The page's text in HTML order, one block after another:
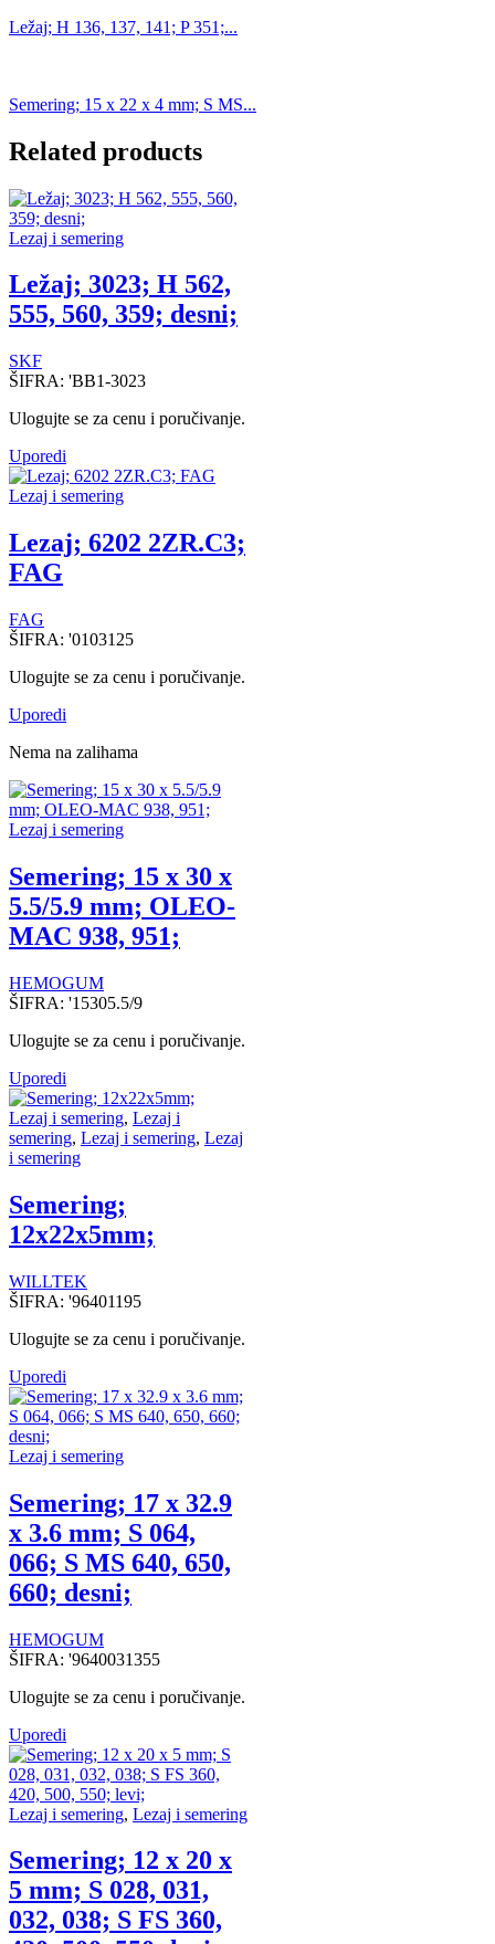
Ležaj; H 136, 137, 141; P 351;...
Semering; 15 x 22 x 4 mm; S MS...
Related products
Lezaj i semering
Ležaj; 3023; H 562,
555, 560, 359; desni;
SKF
ŠIFRA: 'BB1-3023
Ulogujte se za cenu i poručivanje.
Uporedi
Lezaj i semering
Lezaj; 6202 2ZR.C3;
FAG
FAG
ŠIFRA: '0103125
Ulogujte se za cenu i poručivanje.
Uporedi
Nema na zalihama
Lezaj i semering
Semering; 15 x 30 x
5.5/5.9 mm; OLEO-
MAC 938, 951;
HEMOGUM
ŠIFRA: '15305.5/9
Ulogujte se za cenu i poručivanje.
Uporedi
Lezaj i semering, Lezaj i
semering, Lezaj i semering, Lezaj
i semering
Semering;
12x22x5mm;
WILLTEK
ŠIFRA: '96401195
Ulogujte se za cenu i poručivanje.
Uporedi
Lezaj i semering
Semering; 17 x 32.9
x 3.6 mm; S 064,
066; S MS 640, 650,
660; desni;
HEMOGUM
ŠIFRA: '9640031355
Ulogujte se za cenu i poručivanje.
Uporedi
Lezaj i semering, Lezaj i semering
Semering; 12 x 20 x
5 mm; S 028, 031,
032, 038; S FS 360,